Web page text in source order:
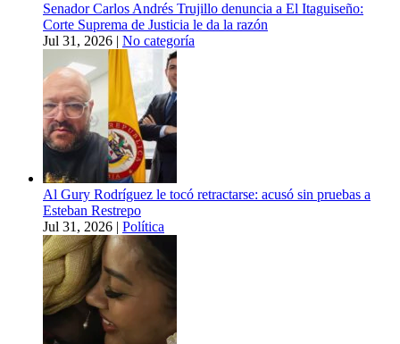
Senador Carlos Andrés Trujillo denuncia a El Itaguiseño:
Corte Suprema de Justicia le da la razón
Jul 31, 2026 | No categoría
Al Gury Rodríguez le tocó retractarse: acusó sin pruebas a
Esteban Restrepo
Jul 31, 2026 | Política